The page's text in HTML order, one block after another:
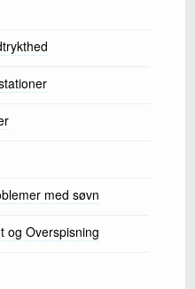
med søvn
og Overspisning